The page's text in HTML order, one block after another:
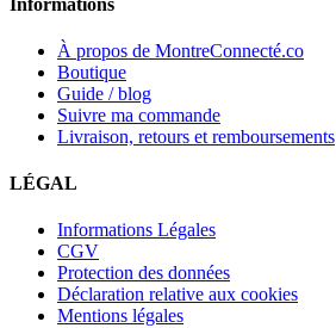
À propos de MontreConnecté.co
Boutique
Guide / blog
Suivre ma commande
Livraison, retours et remboursements
LÉGAL
Informations Légales
CGV
Protection des données
Déclaration relative aux cookies
Mentions légales